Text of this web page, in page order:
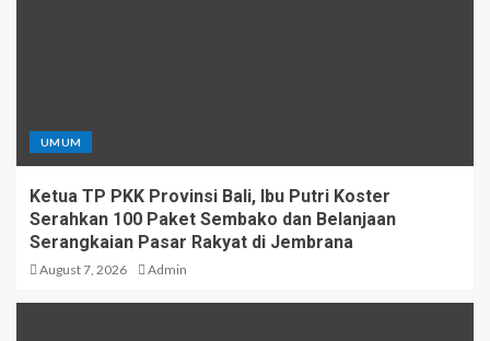
UMUM
Ketua TP PKK Provinsi Bali, Ibu Putri Koster
Serahkan 100 Paket Sembako dan Belanjaan
Serangkaian Pasar Rakyat di Jembrana
August 7, 2026 Admin